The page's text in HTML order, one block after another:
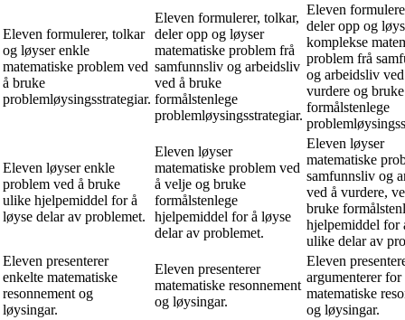
Eleven formulerer, tolkar
og løyser enkle
matematiske problem ved
å bruke
problemløysingsstrategiar.
Eleven formulerer, tolkar,
deler opp og løyser
matematiske problem frå
samfunnsliv og arbeidsliv
ved å bruke
formålstenlege
problemløysingsstrategiar.
Eleven
deler opp og
komplekse
problem frå
og arbeidsliv
vurdere og bruke
formålstenlege
Eleven løyser enkle
problem ved å bruke
ulike hjelpemiddel for å
løyse delar av problemet.
Eleven løyser
matematiske problem ved
å velje og bruke
formålstenlege
hjelpemiddel for å løyse
delar av problemet.
Eleven løyser
matematiske
samfunnsliv og
ved å vurdere,
bruke
hjelpemiddel for
ulike delar av
Eleven presenterer
enkelte matematiske
resonnement og
løysingar.
Eleven presenterer
matematiske resonnement
og løysingar.
Eleven
argumenterer for
matematiske
og løysingar.